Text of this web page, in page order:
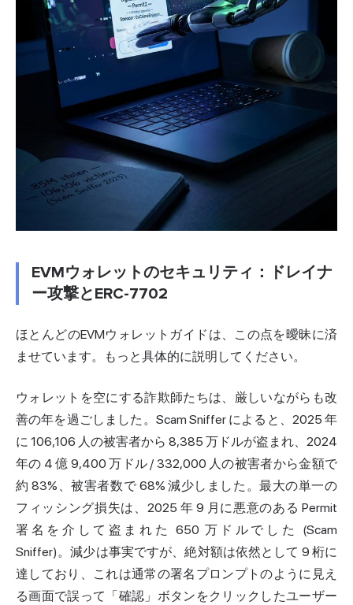
EVMウォレットのセキュリティ：ドレイナ
ー攻撃とERC-7702
ほとんどのEVMウォレットガイド は、この点を曖昧に済
ませています。もっと具体的に説明してください。
ウォレットを空にする詐欺師たちは、厳しいながらも改
善の年を過ごしました。Scam Sniffer によると、2025 年
に 106,106 人の被害者から 8,385 万ドルが盗まれ、2024
年の 4 億 9,400 万ドル / 332,000 人の被害者から金額で
約 83%、被害者数で 68% 減少しました。最大の単一の
フィッシング損失は、2025 年 9 月に悪意のある Permit
署名を介して盗まれた 650 万ドルでした (Scam
Sniffer)。減少は事実ですが、絶対額は依然として 9 桁に
達しており、これは通常の署名プロンプトのように見え
る画面で誤って「確認」ボタンをクリックしたユーザー